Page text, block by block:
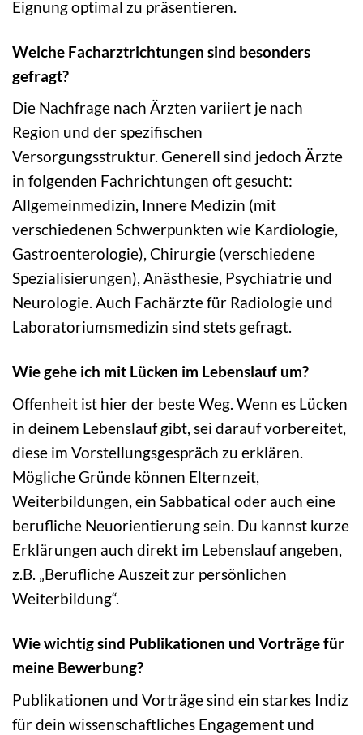
Eignung optimal zu präsentieren.
Welche Facharztrichtungen sind besonders
gefragt?
Die Nachfrage nach Ärzten variiert je nach
Region und der spezifischen
Versorgungsstruktur. Generell sind jedoch Ärzte
in folgenden Fachrichtungen oft gesucht:
Allgemeinmedizin, Innere Medizin (mit
verschiedenen Schwerpunkten wie Kardiologie,
Gastroenterologie), Chirurgie (verschiedene
Spezialisierungen), Anästhesie, Psychiatrie und
Neurologie. Auch Fachärzte für Radiologie und
Laboratoriumsmedizin sind stets gefragt.
Wie gehe ich mit Lücken im Lebenslauf um?
Offenheit ist hier der beste Weg. Wenn es Lücken
in deinem Lebenslauf gibt, sei darauf vorbereitet,
diese im Vorstellungsgespräch zu erklären.
Mögliche Gründe können Elternzeit,
Weiterbildungen, ein Sabbatical oder auch eine
berufliche Neuorientierung sein. Du kannst kurze
Erklärungen auch direkt im Lebenslauf angeben,
z.B. „Berufliche Auszeit zur persönlichen
Weiterbildung“.
Wie wichtig sind Publikationen und Vorträge für
meine Bewerbung?
Publikationen und Vorträge sind ein starkes Indiz
für dein wissenschaftliches Engagement und